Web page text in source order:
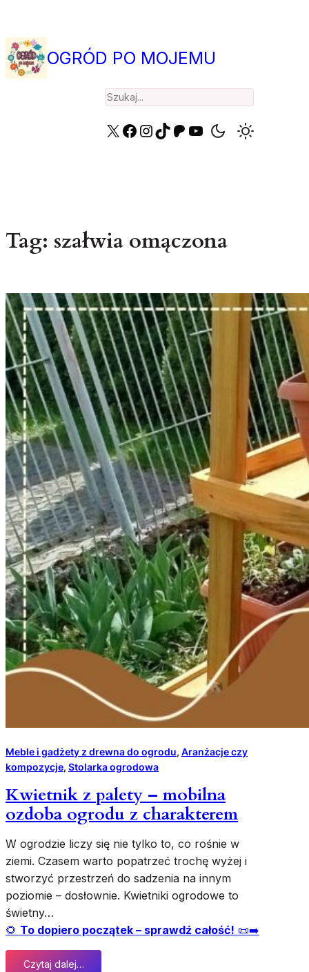
treści
OGRÓD PO MOJEMU
Search
X Facebook
Instagram
TikTok
Patreon
YouTube
Tag: szałwia omączona
Meble i gadżety z drewna do ogrodu, Aranżacje czy
kompozycje, Stolarka ogrodowa
Kwietnik z palety – mobilna
ozdoba ogrodu z charakterem
W ogrodzie liczy się nie tylko to, co rośnie w
ziemi. Czasem warto popatrzeć trochę wyżej i
stworzyć przestrzeń do sadzenia na innym
poziomie – dosłownie. Kwietniki ogrodowe to
świetny…
🌻 To dopiero początek – sprawdź całość! 📜➡️
Czytaj dalej…